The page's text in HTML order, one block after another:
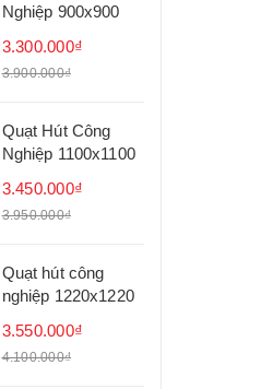
Nghiệp 900x900
3.300.000₫
3.900.000₫
Quạt Hút Công
Nghiệp 1100x1100
3.450.000₫
3.950.000₫
Quạt hút công
nghiệp 1220x1220
3.550.000₫
4.100.000₫